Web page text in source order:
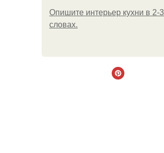
Опишите интерьер кухни в 2-3
словах.